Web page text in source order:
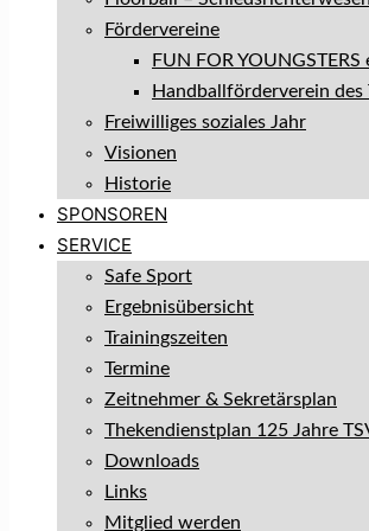
Fördervereine
FUN FOR YOUNGSTERS
Handballförderverein des
Freiwilliges soziales Jahr
Visionen
Historie
SPONSOREN
SERVICE
Safe Sport
Ergebnisübersicht
Trainingszeiten
Termine
Zeitnehmer & Sekretärsplan
Thekendienstplan 125 Jahre
Downloads
Links
Mitglied werden